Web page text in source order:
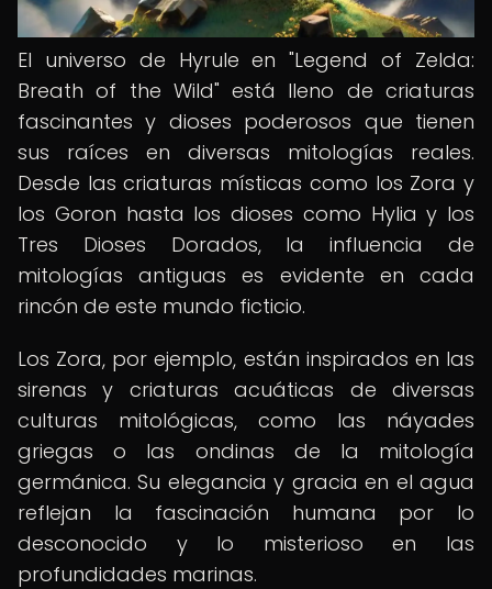
El universo de Hyrule en "Legend of Zelda:
Breath of the Wild" está lleno de criaturas
fascinantes y dioses poderosos que tienen
sus raíces en diversas mitologías reales.
Desde las criaturas místicas como los Zora y
los Goron hasta los dioses como Hylia y los
Tres Dioses Dorados, la influencia de
mitologías antiguas es evidente en cada
rincón de este mundo ficticio.
Los Zora, por ejemplo, están inspirados en las
sirenas y criaturas acuáticas de diversas
culturas mitológicas, como las náyades
griegas o las ondinas de la mitología
germánica. Su elegancia y gracia en el agua
reflejan la fascinación humana por lo
desconocido y lo misterioso en las
profundidades marinas.